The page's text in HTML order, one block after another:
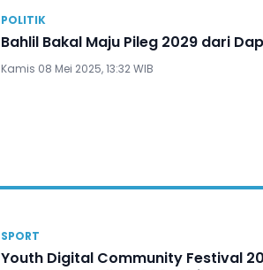
POLITIK
Bahlil Bakal Maju Pileg 2029 dari
Kamis 08 Mei 2025, 13:32 WIB
SPORT
Youth Digital Community Festival